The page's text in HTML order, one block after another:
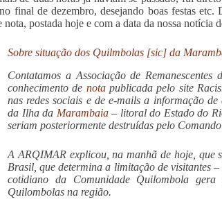
final de dezembro, desejando boas festas
nota, postada hoje e com a data da nossa notícia
Sobre situação dos Quilmbolas [sic] da
Contatamos a Associação de
conhecimento de notapublicada pelo site
nas redes sociais e de e-mails a informação
da Ilha da Marambaia– litoral do Estado do
seriam posteriormente destruídas pelo
A ARQIMAR explicou, na manhã de hoje, que
Brasil, que determina a limitação de visitantes
cotidiano da Comunidade Quilombola
Quilombolas na região.